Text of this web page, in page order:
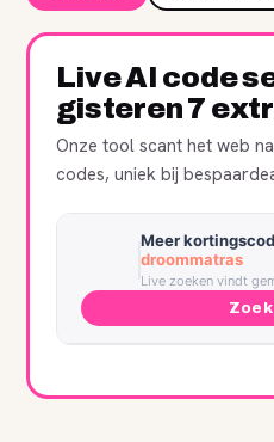
Live AI code
gisteren 7
Onze tool scant het web
codes, uniek bij
Meer
droommatras
Live zoeken vindt
Zoek